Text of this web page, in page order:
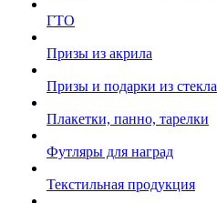
ГТО
Призы из акрила
Призы и подарки из стекла
Плакетки, панно, тарелки
Футляры для наград
Текстильная продукция